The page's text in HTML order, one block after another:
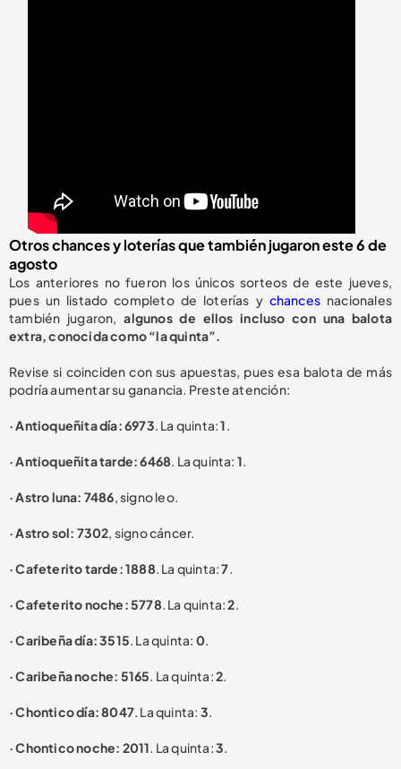
Otros chances y loterías que también jugaron este 6 de
agosto
Los anteriores no fueron los únicos sorteos de este jueves,
pues un listado completo de loterías y chances nacionales
también jugaron,algunos de ellos incluso con una balota
extra, conocida como “la quinta”.
Revise si coinciden con sus apuestas, pues esa balota de más
podría aumentar su ganancia. Preste atención:
· Antioqueñita día: 6973. La quinta:1.
· Antioqueñita tarde: 6468. La quinta: 1.
· Astro luna: 7486, signo leo.
· Astro sol: 7302, signo cáncer.
· Cafeterito tarde: 1888. La quinta:7.
· Cafeterito noche: 5778. La quinta:2.
· Caribeña día: 3515. La quinta: 0.
· Caribeña noche: 5165. La quinta:2.
· Chontico día: 8047. La quinta: 3.
· Chontico noche: 2011. La quinta:3.